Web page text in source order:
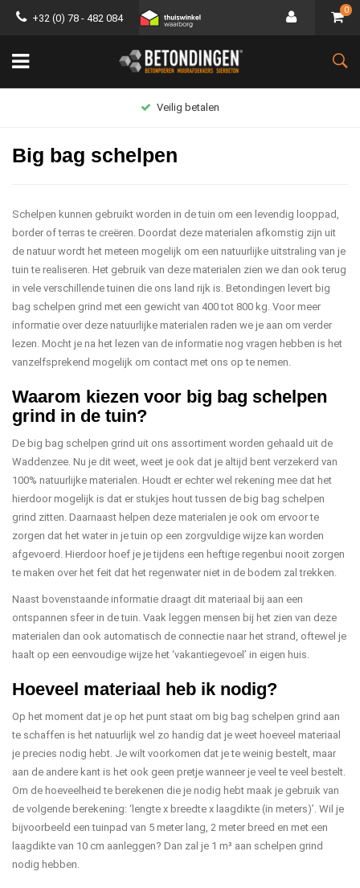
+32 (0) 78 - 482 084
0
Groot assortiment
Big bag schelpen
Schelpen kunnen gebruikt worden in de tuin om een levendig looppad,
border of terras te creëren. Doordat deze materialen afkomstig zijn uit
de natuur wordt het meteen mogelijk om een natuurlijke uitstraling van je
tuin te realiseren. Het gebruik van deze materialen zien we dan ook terug
in vele verschillende tuinen die ons land rijk is. Betondingen levert big
bag schelpen grind met een gewicht van 400 tot 800 kg. Voor meer
informatie over deze natuurlijke materialen raden we je aan om verder
lezen. Mocht je na het lezen van de informatie nog vragen hebben is het
vanzelfsprekend mogelijk om contact met ons op te nemen.
Waarom kiezen voor big bag schelpen
grind in de tuin?
De big bag schelpen grind uit ons assortiment worden gehaald uit de
Waddenzee. Nu je dit weet, weet je ook dat je altijd bent verzekerd van
100% natuurlijke materialen. Houdt er echter wel rekening mee dat het
hierdoor mogelijk is dat er stukjes hout tussen de big bag schelpen
grind zitten. Daarnaast helpen deze materialen je ook om ervoor te
zorgen dat het water in je tuin op een zorgvuldige wijze kan worden
afgevoerd. Hierdoor hoef je je tijdens een heftige regenbui nooit zorgen
te maken over het feit dat het regenwater niet in de bodem zal trekken.
Naast bovenstaande informatie draagt dit materiaal bij aan een
ontspannen sfeer in de tuin. Vaak leggen mensen bij het zien van deze
materialen dan ook automatisch de connectie naar het strand, oftewel je
haalt op een eenvoudige wijze het ‘vakantiegevoel’ in eigen huis.
Hoeveel materiaal heb ik nodig?
Op het moment dat je op het punt staat om big bag schelpen grind aan
te schaffen is het natuurlijk wel zo handig dat je weet hoeveel materiaal
je precies nodig hebt. Je wilt voorkomen dat je te weinig bestelt, maar
aan de andere kant is het ook geen pretje wanneer je veel te veel bestelt.
Om de hoeveelheid te berekenen die je nodig hebt maak je gebruik van
de volgende berekening: ‘lengte x breedte x laagdikte (in meters)’. Wil je
bijvoorbeeld een tuinpad van 5 meter lang, 2 meter breed en met een
laagdikte van 10 cm aanleggen? Dan zal je 1 m³ aan schelpen grind
nodig hebben.